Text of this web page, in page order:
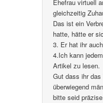
Ehefrau virtuell
gleichzeitig
Das ist ein
hatte, hätte er
3. Er hat ihr
4.Ich kann
Artikel zu lesen.
Gut dass ihr
überwiegend
bitte seid